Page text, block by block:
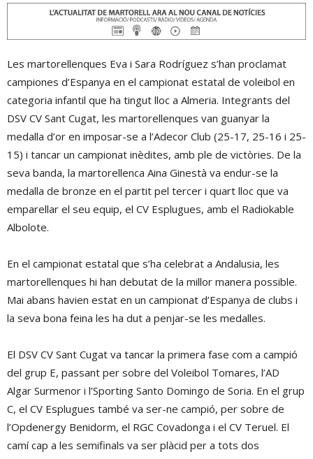
Les martorellenques Eva i Sara Rodríguez s’han proclamat
campiones d’Espanya en el campionat estatal de voleibol en
categoria infantil que ha tingut lloc a Almeria. Integrants del
DSV CV Sant Cugat, les martorellenques van guanyar la
medalla d’or en imposar-se a l’Adecor Club (25-17, 25-16 i 25-
15) i tancar un campionat inèdites, amb ple de victòries. De la
seva banda, la martorellenca Aina Ginestà va endur-se la
medalla de bronze en el partit pel tercer i quart lloc que va
emparellar el seu equip, el CV Esplugues, amb el Radiokable
Albolote.
En el campionat estatal que s’ha celebrat a Andalusia, les
martorellenques hi han debutat de la millor manera possible.
Mai abans havien estat en un campionat d’Espanya de clubs i
la seva bona feina les ha dut a penjar-se les medalles.
El DSV CV Sant Cugat va tancar la primera fase com a campió
del grup E, passant per sobre del Voleibol Tomares, l’AD
Algar Surmenor i l’Sporting Santo Domingo de Soria. En el grup
C, el CV Esplugues també va ser-ne campió, per sobre de
l’Opdenergy Benidorm, el RGC Covadonga i el CV Teruel. El
camí cap a les semifinals va ser plàcid per a tots dos